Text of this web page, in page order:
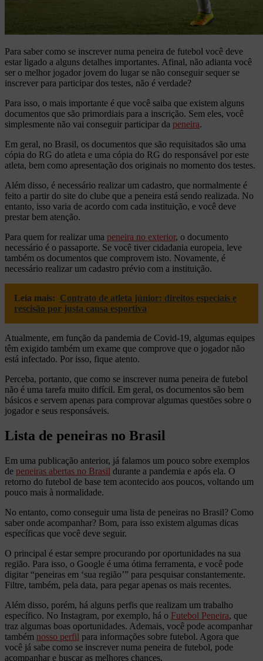
Para saber como se inscrever numa peneira de futebol você deve
estar ligado a alguns detalhes importantes. Afinal, não adianta você
ser o melhor jogador jovem do lugar se não conseguir sequer se
inscrever para participar dos testes, não é verdade?
Para isso, o mais importante é que você saiba que existem alguns
documentos que são primordiais para a inscrição. Sem eles, você
simplesmente não vai conseguir participar da peneira.
Em geral, no Brasil, os documentos que são requisitados são uma
cópia do RG do atleta e uma cópia do RG do responsável por este
atleta, bem como apresentação dos originais no momento dos testes.
Além disso, é necessário realizar um cadastro, que normalmente é
feito a partir do site do clube que a peneira está sendo realizada. No
entanto, isso varia de acordo com cada instituição, e você deve
prestar bem atenção.
Para quem for realizar uma peneira no exterior, o documento
necessário é o passaporte. Se você tiver cidadania europeia, leve
também os documentos que comprovem isto. Novamente, é
necessário realizar um cadastro prévio com a instituição.
Leia mais: Contrato de atleta júnior: direitos especiais e
rescisão por justa causa esportiva
Atualmente, em função da pandemia de Covid-19, algumas equipes
têm exigido também um exame que comprove que o jogador não
está infectado. Por isso, fique atento.
Perceba, portanto, que como se inscrever numa peneira de futebol
não é uma tarefa muito difícil. Em geral, os documentos são bem
básicos e servem apenas para comprovar algumas questões sobre o
jogador e seus responsáveis.
Lista de peneiras no Brasil
Em uma publicação anterior, já falamos um pouco sobre exemplos
de peneiras abertas no Brasil durante a pandemia e após ela. O
retorno do futebol de base tem acontecido aos poucos, voltando um
pouco mais à normalidade.
No entanto, como conseguir uma lista de peneiras no Brasil? Como
saber onde acompanhar? Bom, para isso existem algumas dicas
específicas que você deve seguir.
O principal é estar sempre procurando por oportunidades na sua
região. Para isso, o Google é uma ótima ferramenta, e você pode
digitar “peneiras em ‘sua região’” para pesquisar constantemente.
Filtre, também, pela data, para pegar apenas os mais recentes.
Além disso, porém, há alguns perfis que realizam um trabalho
específico. No Instagram, por exemplo, há o Futebol Peneira, que
traz algumas boas oportunidades. Ademais, você pode acompanhar
também nosso perfil para informações sobre futebol. Agora que
você já sabe como se inscrever numa peneira de futebol, pode
acompanhar e buscar as melhores chances.